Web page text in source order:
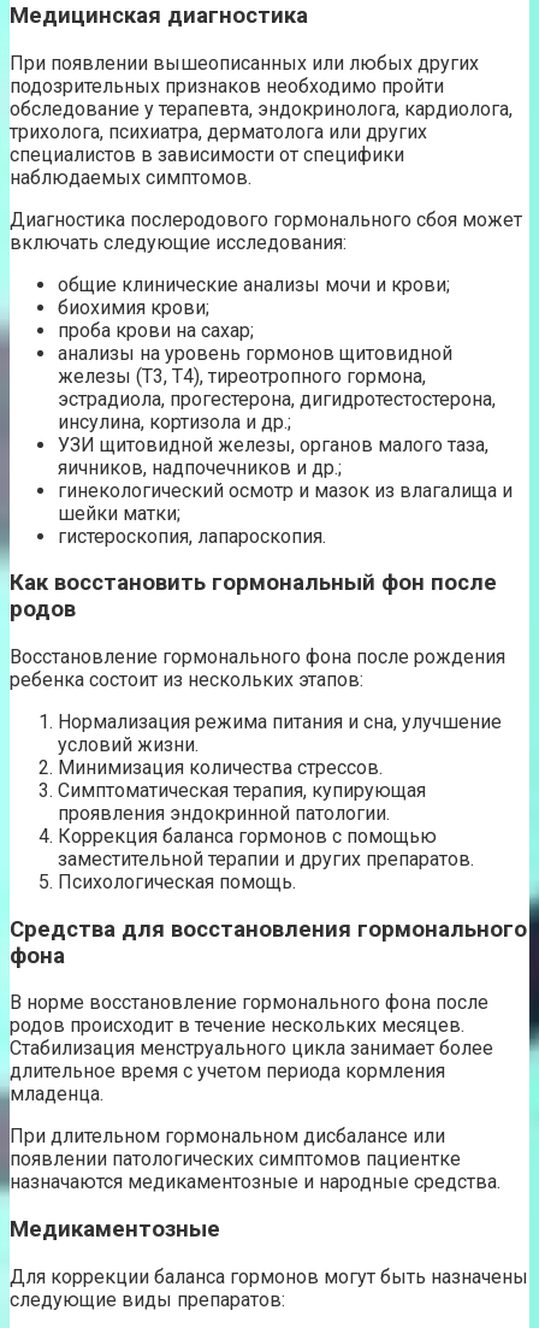
Медицинская диагностика
При появлении вышеописанных или любых других
подозрительных признаков необходимо пройти
обследование у терапевта, эндокринолога, кардиолога,
трихолога, психиатра, дерматолога или других
специалистов в зависимости от специфики
наблюдаемых симптомов.
Диагностика послеродового гормонального сбоя может
включать следующие исследования:
общие клинические анализы мочи и крови;
биохимия крови;
проба крови на сахар;
анализы на уровень гормонов щитовидной
железы (Т3, Т4), тиреотропного гормона,
эстрадиола, прогестерона, дигидротестостерона,
инсулина, кортизола и др.;
УЗИ щитовидной железы, органов малого таза,
яичников, надпочечников и др.;
гинекологический осмотр и мазок из влагалища и
шейки матки;
гистероскопия, лапароскопия.
Как восстановить гормональный фон после
родов
Восстановление гормонального фона после рождения
ребенка состоит из нескольких этапов:
Нормализация режима питания и сна, улучшение
условий жизни.
Минимизация количества стрессов.
Симптоматическая терапия, купирующая
проявления эндокринной патологии.
Коррекция баланса гормонов с помощью
заместительной терапии и других препаратов.
Психологическая помощь.
Средства для восстановления гормонального
фона
В норме восстановление гормонального фона после
родов происходит в течение нескольких месяцев.
Стабилизация менструального цикла занимает более
длительное время с учетом периода кормления
младенца.
При длительном гормональном дисбалансе или
появлении патологических симптомов пациентке
назначаются медикаментозные и народные средства.
Медикаментозные
Для коррекции баланса гормонов могут быть назначены
следующие виды препаратов: